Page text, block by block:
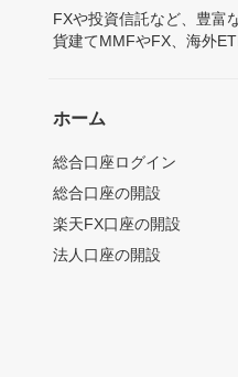
FXや投資信託など、豊富
貨建てMMFやFX、海外
ホーム
総合口座ログイン
総合口座の開設
楽天FX口座の開設
法人口座の開設